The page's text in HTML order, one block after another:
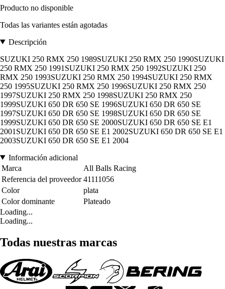
Producto no disponible
Todas las variantes están agotadas
Descripción
SUZUKI 250 RMX 250 1989SUZUKI 250 RMX 250 1990SUZUKI
250 RMX 250 1991SUZUKI 250 RMX 250 1992SUZUKI 250
RMX 250 1993SUZUKI 250 RMX 250 1994SUZUKI 250 RMX
250 1995SUZUKI 250 RMX 250 1996SUZUKI 250 RMX 250
1997SUZUKI 250 RMX 250 1998SUZUKI 250 RMX 250
1999SUZUKI 650 DR 650 SE 1996SUZUKI 650 DR 650 SE
1997SUZUKI 650 DR 650 SE 1998SUZUKI 650 DR 650 SE
1999SUZUKI 650 DR 650 SE 2000SUZUKI 650 DR 650 SE E1
2001SUZUKI 650 DR 650 SE E1 2002SUZUKI 650 DR 650 SE E1
2003SUZUKI 650 DR 650 SE E1 2004
Información adicional
Marca
All Balls Racing
Referencia del proveedor 41111056
Color
plata
Color dominante
Plateado
Loading...
Loading...
Todas nuestras marcas